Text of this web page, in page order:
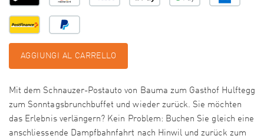
AGGIUNGI AL CARRELLO
Mit dem Schnauzer-Postauto von Bauma zum Gasthof Hulftegg
zum Sonntagsbrunchbuffet und wieder zurück. Sie möchten
das Erlebnis verlängern? Kein Problem: Buchen Sie gleich eine
anschliessende Dampfbahnfahrt nach Hinwil und zurück zum